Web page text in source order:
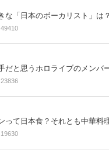
な「日本のボーカリスト」は？
だと思うホロライブのメンバ
って日本食？それとも中華料